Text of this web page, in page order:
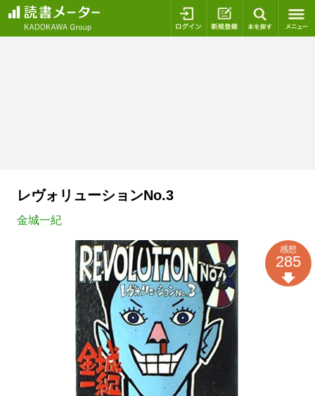
ログイン 新規登録
レヴォリューションNo.3
金城一紀
感想
285